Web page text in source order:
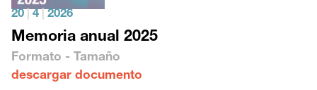
20 4 2026
Memoria anual 2025
Formato - Tamaño
descargar documento